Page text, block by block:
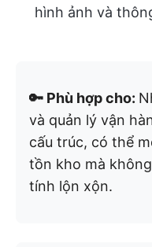
hình ảnh và
🔑 Phù hợp cho:
và quản lý vận
cấu trúc, có thể
tồn kho mà
tính lộn xộn.